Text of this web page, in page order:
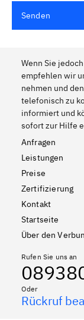
Senden
Wenn Sie
empfehlen wir
nehmen und
telefonisch zu
informiert und
sofort zur Hilfe
Anfragen
Leistungen
Preise
Zertifizierung
Kontakt
Startseite
Über den
Rufen Sie uns an
Oder
Rückruf